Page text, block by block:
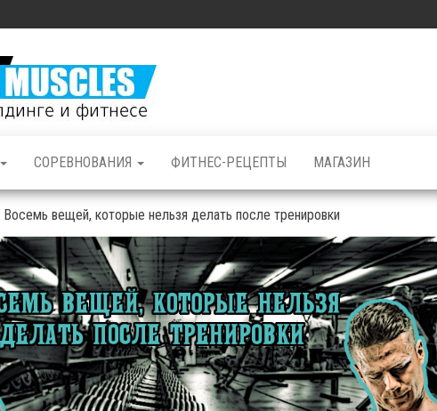
и фитнесе
СОРЕВНОВАНИЯ ФИТНЕС-РЕЦЕПТЫ МАГАЗИН
Восемь вещей, которые нельзя делать после тренировки